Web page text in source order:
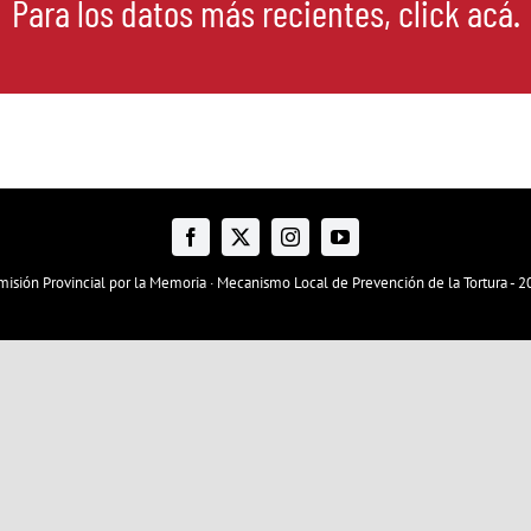
Para los datos más recientes, click acá.
Provincial por la Memoria · Mecanismo Local de Prevención de la Tortura -